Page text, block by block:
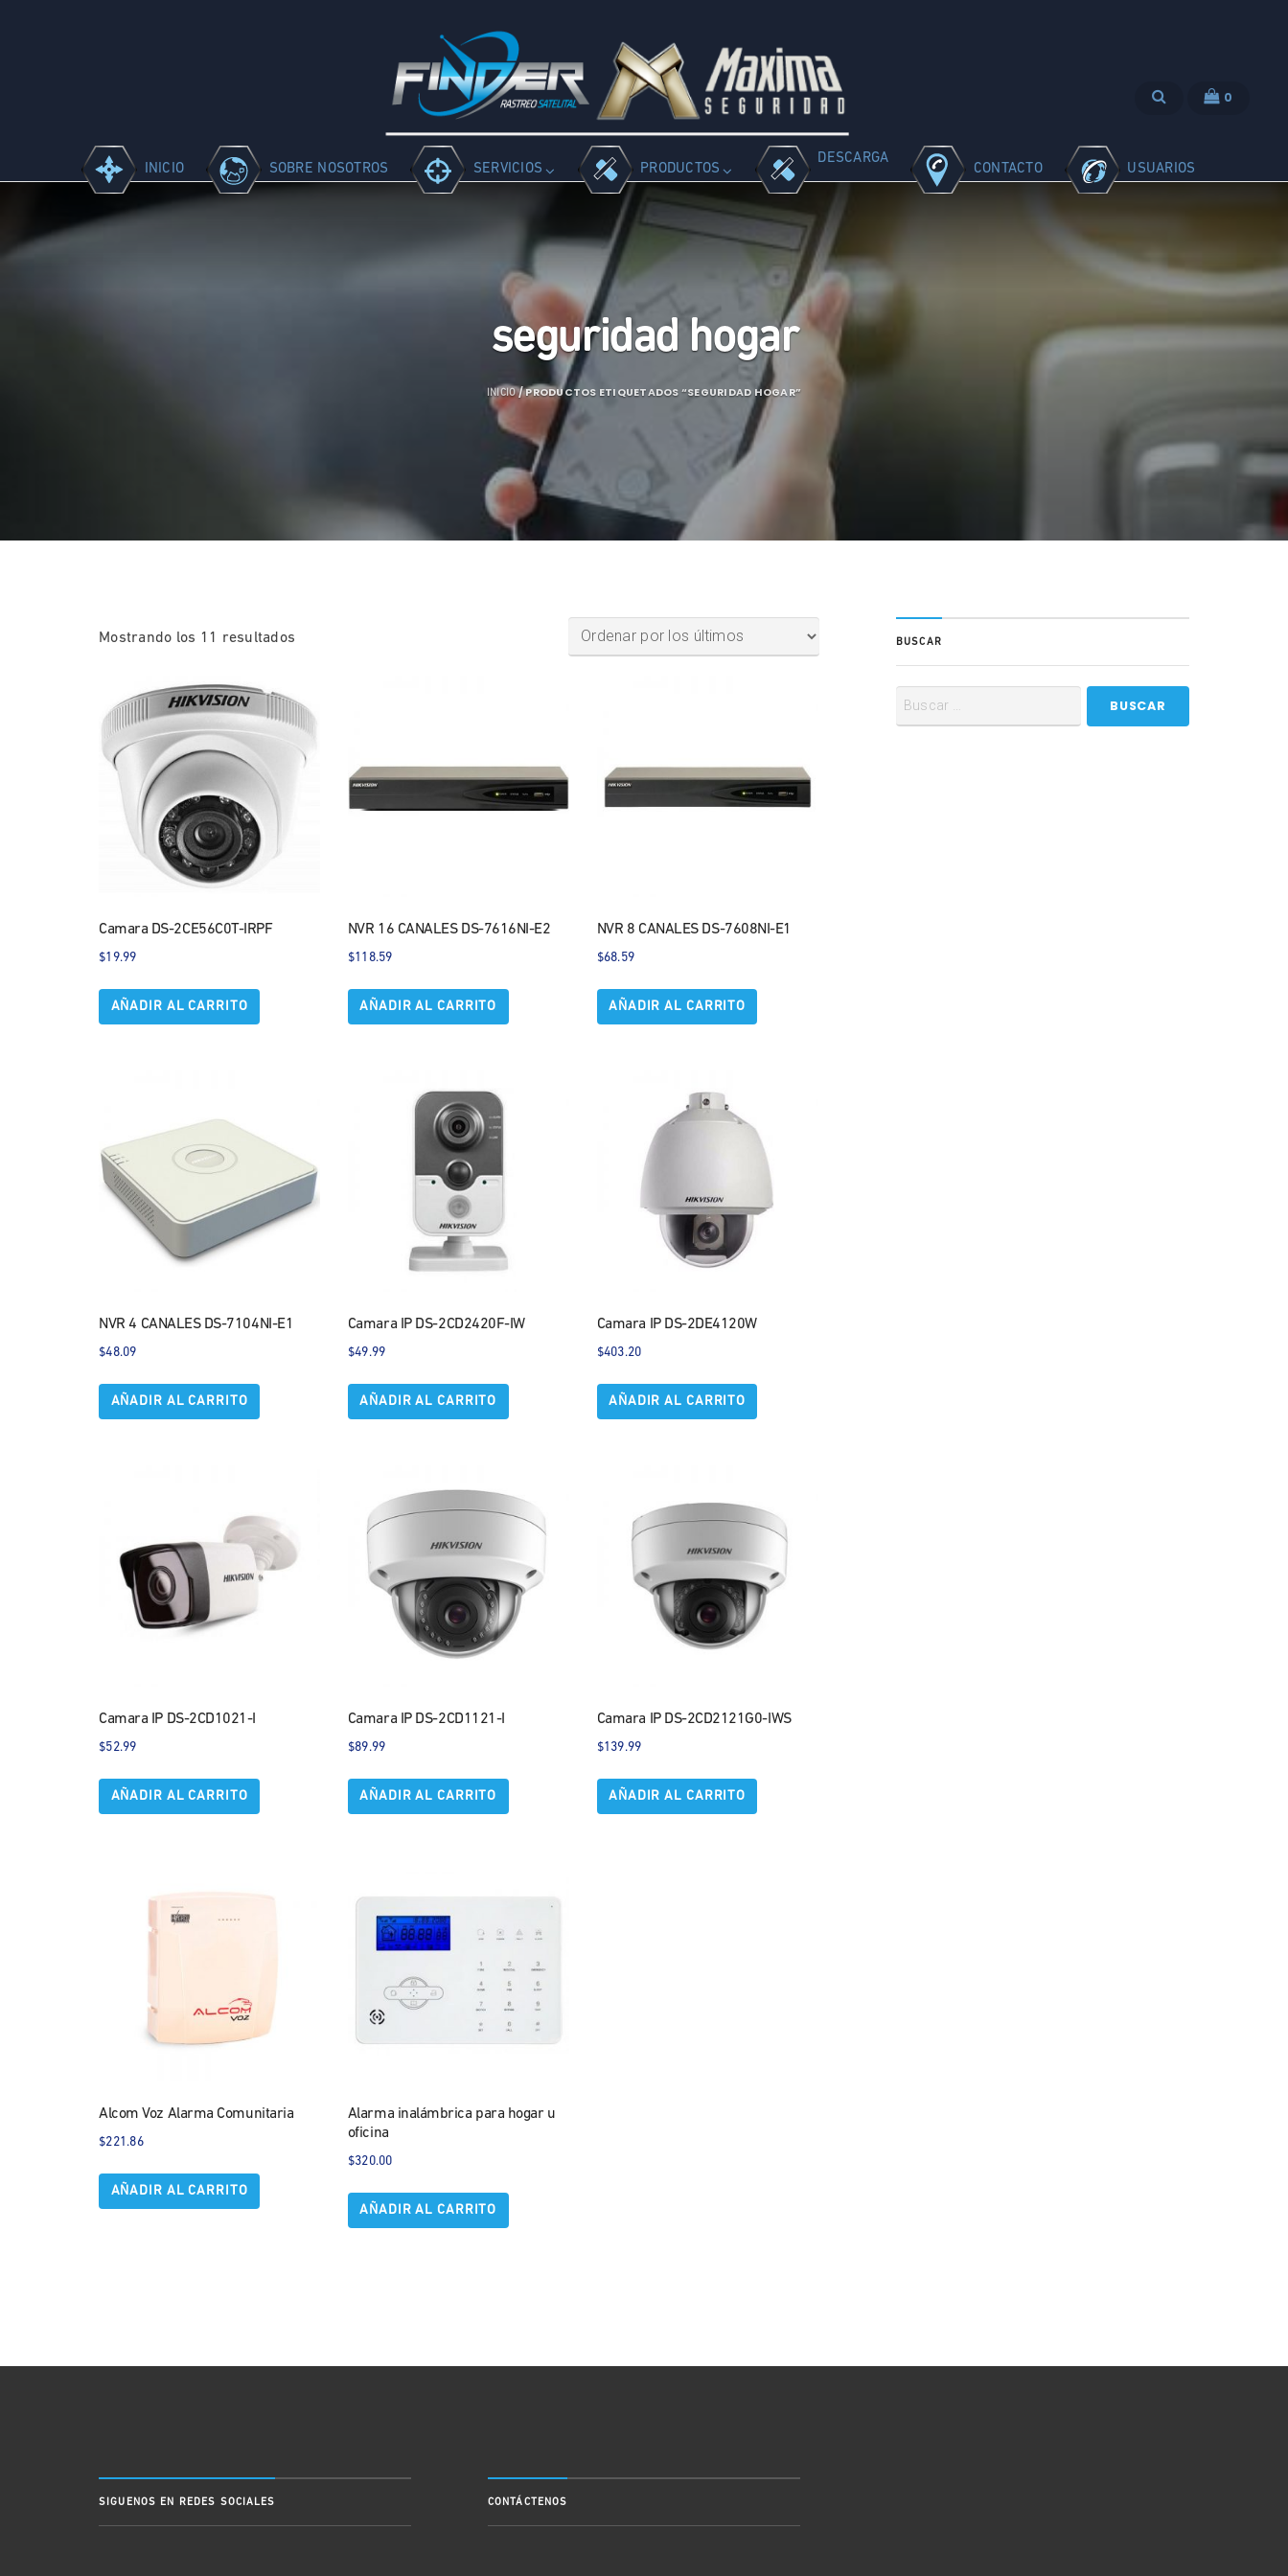
INICIO SOBRE NOSOTROS SERVICIOS PRODUCTOS
DESCARGA
CONTACTO USUARIOS
0
seguridad hogar
INICIO/ PRODUCTOS ETIQUETADOS “SEGURIDAD HOGAR”
Mostrando los 11 resultados
Camara DS-2CE56C0T-IRPF
$19.99
AÑADIR AL CARRITO
NVR 16 CANALES DS-7616NI-E2
$118.59
AÑADIR AL CARRITO
NVR 8 CANALES DS-7608NI-E1
$68.59
AÑADIR AL CARRITO
NVR 4 CANALES DS-7104NI-E1
$48.09
AÑADIR AL CARRITO
Camara IP DS-2CD2420F-IW
$49.99
AÑADIR AL CARRITO
Camara IP DS-2DE4120W
$403.20
AÑADIR AL CARRITO
Camara IP DS-2CD1021-I
$52.99
AÑADIR AL CARRITO
Camara IP DS-2CD1121-I
$89.99
AÑADIR AL CARRITO
Camara IP DS-2CD2121G0-IWS
$139.99
AÑADIR AL CARRITO
Alcom Voz Alarma Comunitaria
$221.86
AÑADIR AL CARRITO
Alarma inalámbrica para hogar u
oficina
$320.00
AÑADIR AL CARRITO
BUSCAR
SIGUENOS EN REDES SOCIALES CONTÁCTENOS